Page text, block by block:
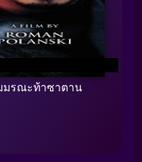
มรณะท้าซาตาน